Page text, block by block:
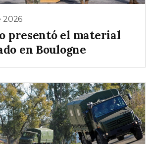
2026
presentó el material
en Boulogne